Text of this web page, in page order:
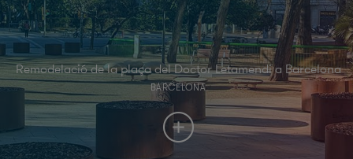
Remodelació de la plaça del Doctor Letamendi a Barcelona
BARCELONA